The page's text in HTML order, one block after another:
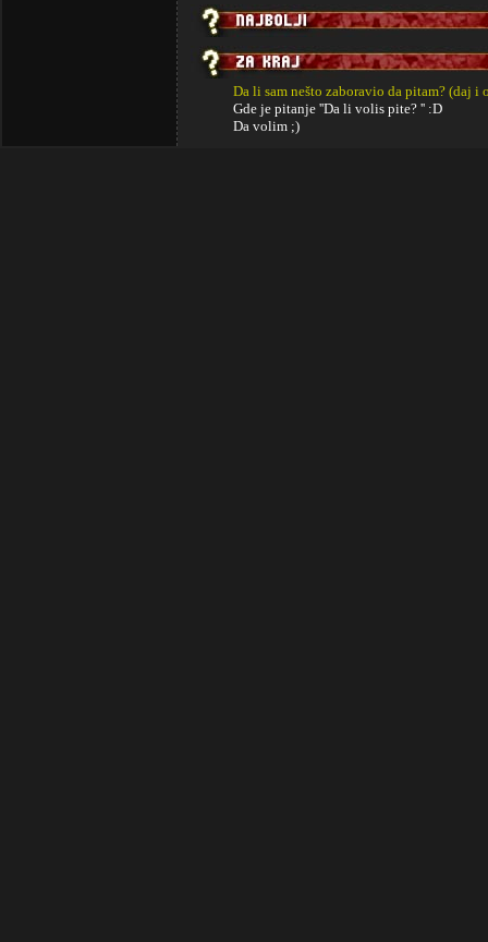
Da li sam nešto zaboravio da pitam? (daj i
Gde je pitanje ''Da li volis pite? '' :D
Da volim ;)